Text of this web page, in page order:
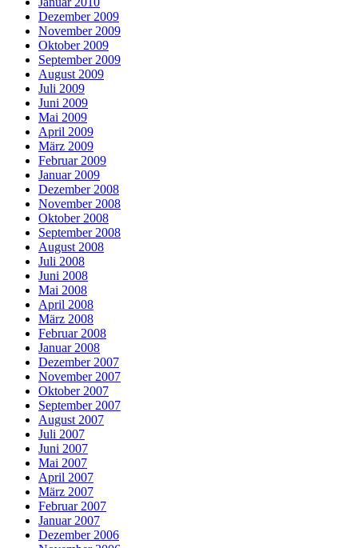
Dezember 2009
November 2009
Oktober 2009
September 2009
August 2009
Juli 2009
Juni 2009
Mai 2009
April 2009
März 2009
Februar 2009
Januar 2009
Dezember 2008
November 2008
Oktober 2008
September 2008
August 2008
Juli 2008
Juni 2008
Mai 2008
April 2008
März 2008
Februar 2008
Januar 2008
Dezember 2007
November 2007
Oktober 2007
September 2007
August 2007
Juli 2007
Juni 2007
Mai 2007
April 2007
März 2007
Februar 2007
Januar 2007
Dezember 2006